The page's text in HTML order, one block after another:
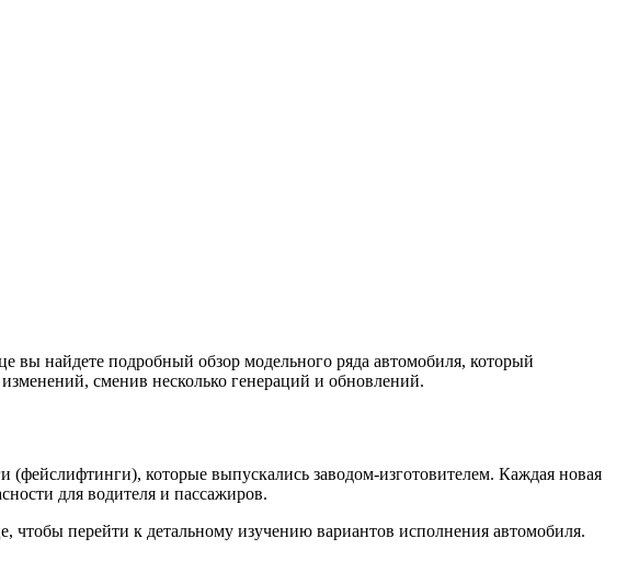
вы найдете подробный обзор модельного ряда автомобиля, который
сменив несколько генераций и обновлений.
которые выпускались заводом-изготовителем. Каждая новая
для водителя и пассажиров.
перейти к детальному изучению вариантов исполнения автомобиля.